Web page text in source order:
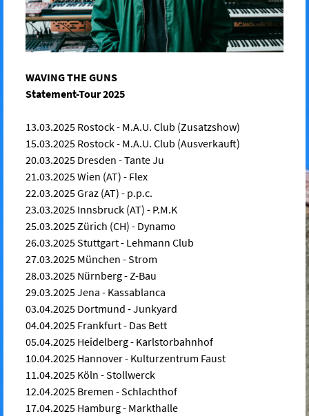
WAVING THE GUNS
Statement-Tour 2025
13.03.2025 Rostock - M.A.U. Club (Zusatzshow)
15.03.2025 Rostock - M.A.U. Club (Ausverkauft)
20.03.2025 Dresden - Tante Ju
21.03.2025 Wien (AT) - Flex
22.03.2025 Graz (AT) - p.p.c.
23.03.2025 Innsbruck (AT) - P.M.K
25.03.2025 Zürich (CH) - Dynamo
26.03.2025 Stuttgart - Lehmann Club
27.03.2025 München - Strom
28.03.2025 Nürnberg - Z-Bau
29.03.2025 Jena - Kassablanca
03.04.2025 Dortmund - Junkyard
04.04.2025 Frankfurt - Das Bett
05.04.2025 Heidelberg - Karlstorbahnhof
10.04.2025 Hannover - Kulturzentrum Faust
11.04.2025 Köln - Stollwerck
12.04.2025 Bremen - Schlachthof
17.04.2025 Hamburg - Markthalle